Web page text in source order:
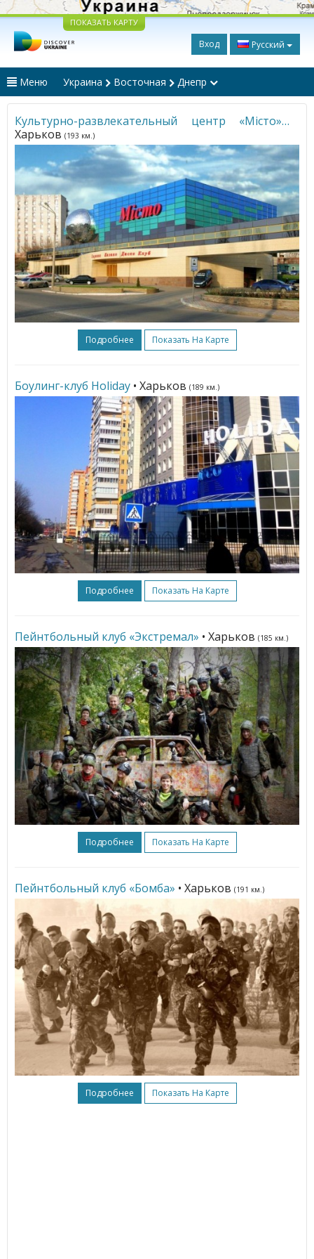
ПОКАЗАТЬ КАРТУ
Вход Русский
Меню Украина Восточная Днепр
Культурно-развлекательный центр «Мiсто»
Харьков (193 км.)
Подробнее Показать На Карте
Боулинг-клуб Holiday • Харьков (189 км.)
Подробнее Показать На Карте
Пейнтбольный клуб «Экстремал» • Харьков (185 км.)
Подробнее Показать На Карте
Пейнтбольный клуб «Бомба» • Харьков (191 км.)
Подробнее Показать На Карте